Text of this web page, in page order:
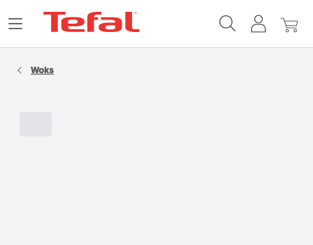
MonMon
Ouvrir
Woks